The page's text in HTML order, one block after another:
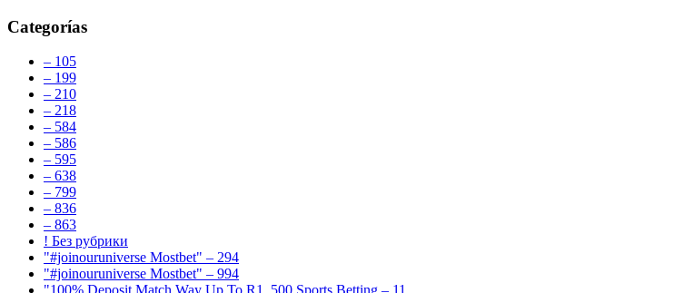
Categorías
– 105
– 199
– 210
– 218
– 584
– 586
– 595
– 638
– 799
– 836
– 863
! Без рубрики
"#joinouruniverse Mostbet" – 294
"#joinouruniverse Mostbet" – 994